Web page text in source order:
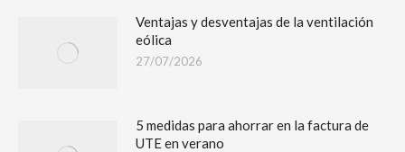
Ventajas y desventajas de la ventilación
eólica
27/07/2026
5 medidas para ahorrar en la factura de
UTE en verano